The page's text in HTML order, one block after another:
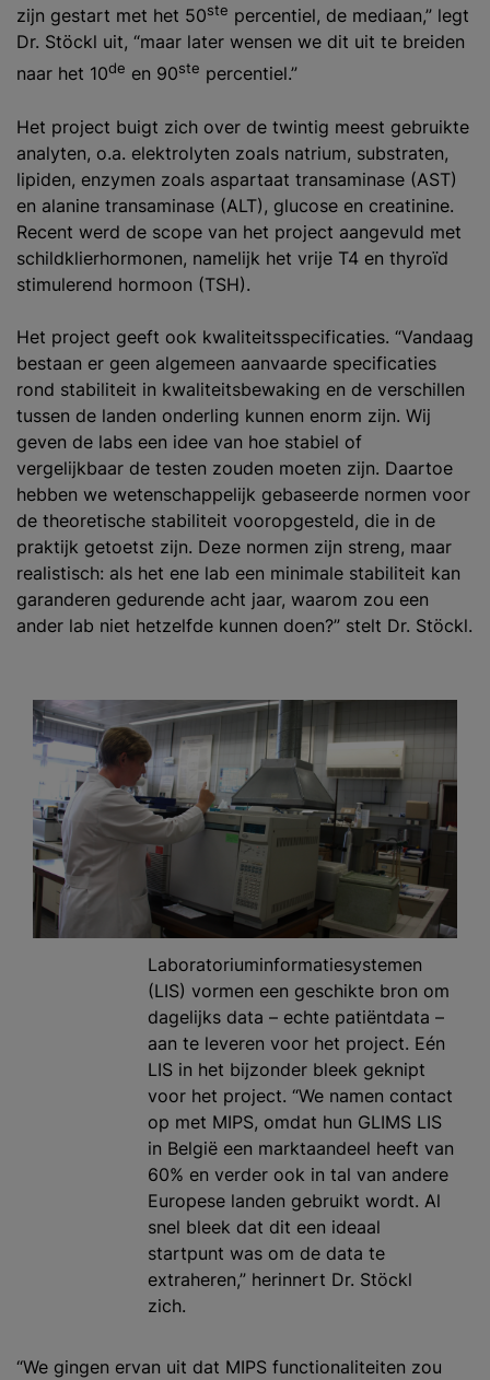
zijn gestart met het 50ste percentiel, de mediaan,” legt
Dr. Stöckl uit, “maar later wensen we dit uit te breiden
naar het 10de en 90ste percentiel.”
Het project buigt zich over de twintig meest gebruikte
analyten, o.a. elektrolyten zoals natrium, substraten,
lipiden, enzymen zoals aspartaat transaminase (AST)
en alanine transaminase (ALT), glucose en creatinine.
Recent werd de scope van het project aangevuld met
schildklierhormonen, namelijk het vrije T4 en thyroïd
stimulerend hormoon (TSH).
Het project geeft ook kwaliteitsspecificaties. “Vandaag
bestaan er geen algemeen aanvaarde specificaties
rond stabiliteit in kwaliteitsbewaking en de verschillen
tussen de landen onderling kunnen enorm zijn. Wij
geven de labs een idee van hoe stabiel of
vergelijkbaar de testen zouden moeten zijn. Daartoe
hebben we wetenschappelijk gebaseerde normen voor
de theoretische stabiliteit vooropgesteld, die in de
praktijk getoetst zijn. Deze normen zijn streng, maar
realistisch: als het ene lab een minimale stabiliteit kan
garanderen gedurende acht jaar, waarom zou een
ander lab niet hetzelfde kunnen doen?” stelt Dr. Stöckl.
Laboratoriuminformatiesystemen
(LIS) vormen een geschikte bron om
dagelijks data – echte patiëntdata –
aan te leveren voor het project. Eén
LIS in het bijzonder bleek geknipt
voor het project. “We namen contact
op met MIPS, omdat hun GLIMS LIS
in België een marktaandeel heeft van
60% en verder ook in tal van andere
Europese landen gebruikt wordt. Al
snel bleek dat dit een ideaal
startpunt was om de data te
extraheren,” herinnert Dr. Stöckl
zich.
“We gingen ervan uit dat MIPS functionaliteiten zou